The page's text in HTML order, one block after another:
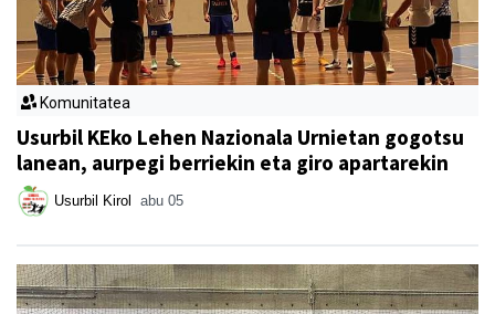
Komunitatea
Usurbil KEko Lehen Nazionala Urnietan gogotsu
lanean, aurpegi berriekin eta giro apartarekin
Usurbil Kirol abu 05